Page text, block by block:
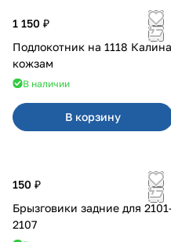
1 150 ₽
Подлокотник на 1118 Калина
кожзам
В наличии
В корзину
150 ₽
Брызговики задние для 2101-
2107